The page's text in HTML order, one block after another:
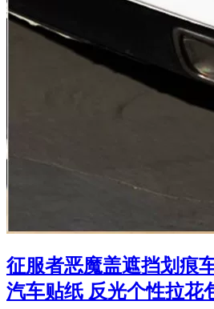
征服者恶魔盖遮挡划痕
汽车贴纸 反光个性拉花